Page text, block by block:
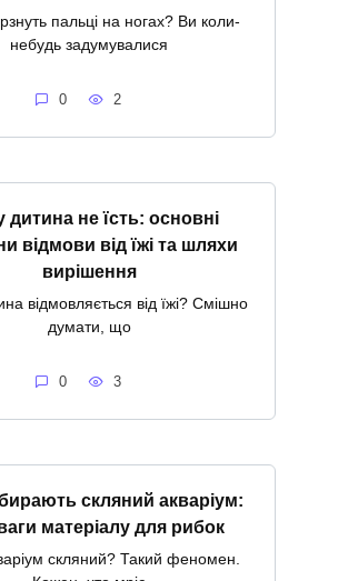
пальці на ногах? Ви коли-
небудь задумувалися
0 2
дитина не їсть: основні
відмови від їжі та шляхи
вирішення
відмовляється від їжі? Смішно
думати, що
0 3
скляний акваріум:
матеріалу для рибок
скляний? Такий феномен.